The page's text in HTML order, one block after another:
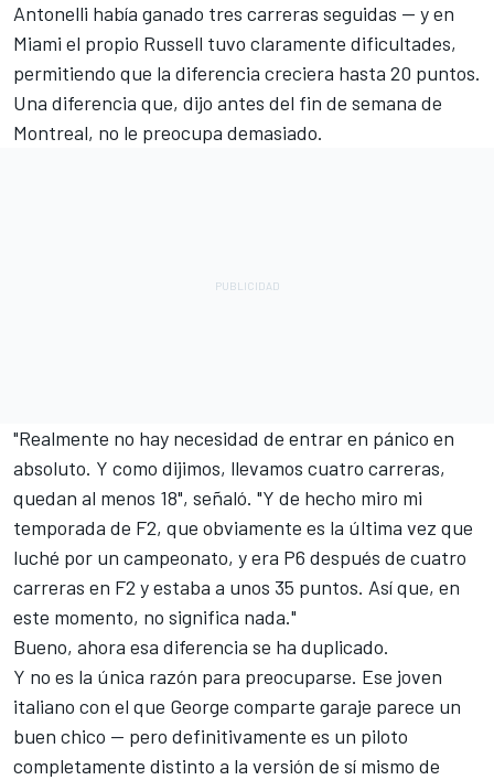
Antonelli había ganado tres carreras seguidas — y en
Miami el propio Russell tuvo claramente dificultades,
permitiendo que la diferencia creciera hasta 20 puntos.
Una diferencia que, dijo antes del fin de semana de
Montreal, no le preocupa demasiado.
"Realmente no hay necesidad de entrar en pánico en
absoluto. Y como dijimos, llevamos cuatro carreras,
quedan al menos 18", señaló. "Y de hecho miro mi
temporada de F2, que obviamente es la última vez que
luché por un campeonato, y era P6 después de cuatro
carreras en F2 y estaba a unos 35 puntos. Así que, en
este momento, no significa nada."
Bueno, ahora esa diferencia se ha duplicado.
Y no es la única razón para preocuparse. Ese joven
italiano con el que George comparte garaje parece un
buen chico — pero definitivamente es un piloto
completamente distinto a la versión de sí mismo de